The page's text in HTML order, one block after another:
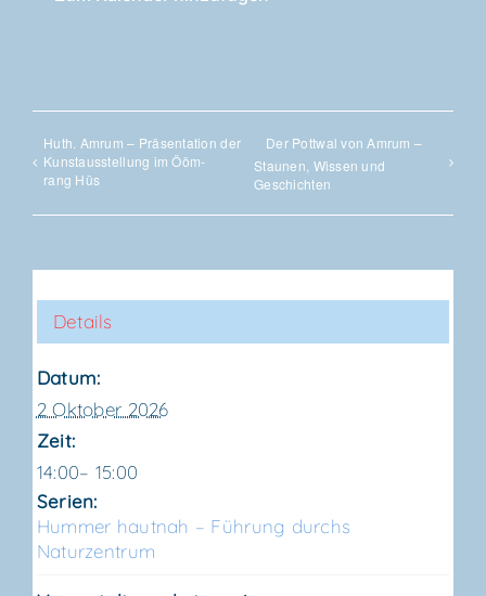
Huth. Amrum – Prä­sen­ta­ti­on der
Kunst­aus­stel­lung im Ööm­
rang Hüs
Der Pott­wal von Amrum –
Stau­nen, Wis­sen und
Geschichten
Details
Datum:
2 Oktober 2026
Zeit:
14:00– 15:00
Serien:
Hum­mer haut­nah – Füh­rung durchs
Naturzentrum